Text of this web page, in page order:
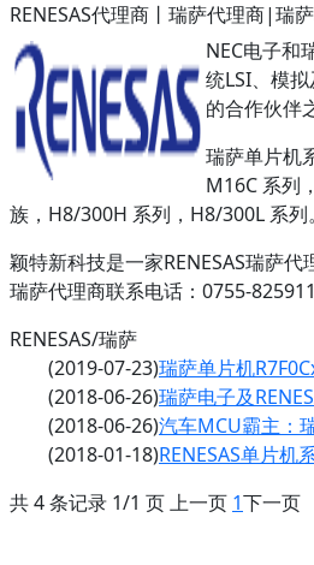
RENESAS代理商丨瑞萨代理商|瑞
NEC电子和
统LSI、模
的合作伙伴
瑞萨单片机
M16C 系列
族，H8/300H 系列，H8/300L 系列。
颖特新科技是一家RENESAS瑞萨
瑞萨代理商联系电话：0755-
RENESAS/瑞萨
(2019-07-23)瑞萨单片机
(2018-06-26)瑞萨电子及
(2018-06-26)汽车MCU霸主：
(2018-01-18)RENESAS单片
共 4 条记录 1/1 页 上一页 1下一页